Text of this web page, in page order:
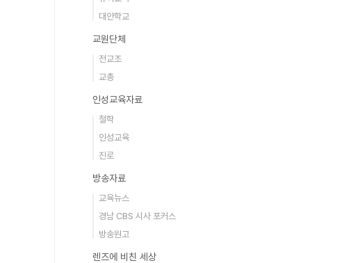
대안학교
교원단체
전교조
교총
인성교육자료
철학
인성교육
진로
방송자료
교육뉴스
경남 CBS 시사 포커스
방송원고
렌즈에 비친 세상